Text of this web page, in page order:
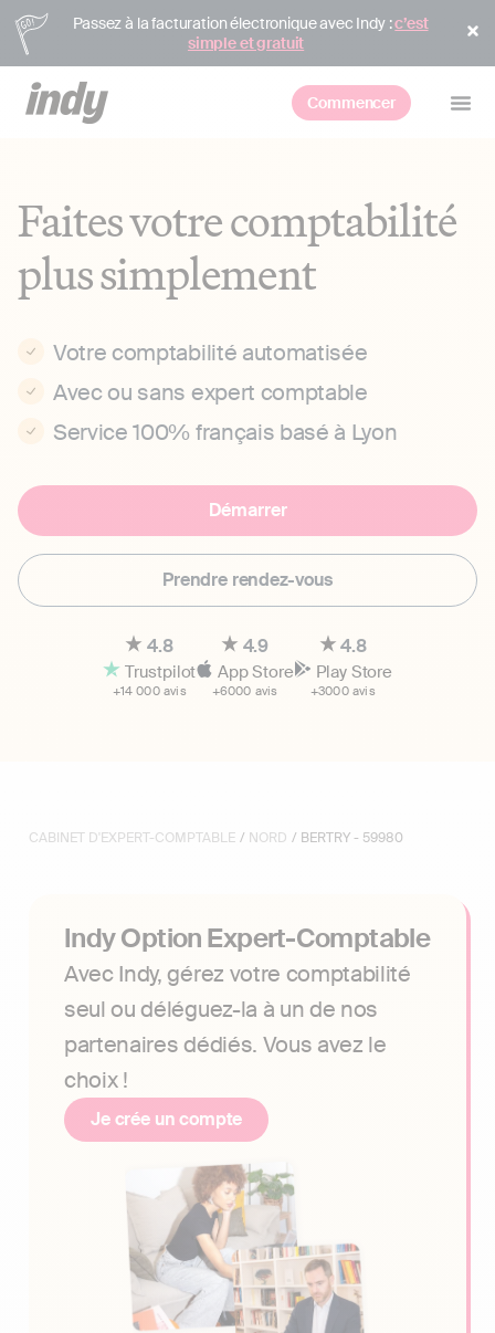
Passez à la facturation électronique avec Indy :c’est
simple et gratuit
Commencer
Faites votre comptabilité
plus simplement
Votre comptabilité automatisée
Avec ou sans expert comptable
Service 100% français basé à Lyon
Démarrer
Prendre rendez-vous
4.8
Trustpilot
+14 000 avis
4.9
App Store
+6000 avis
4.8
Play Store
+3000 avis
CABINET D'EXPERT-COMPTABLE / NORD / BERTRY - 59980
Indy Option Expert-Comptable
Avec Indy, gérez votre comptabilité
seul ou déléguez-la à un de nos
partenaires dédiés. Vous avez le
choix !
Je crée un compte